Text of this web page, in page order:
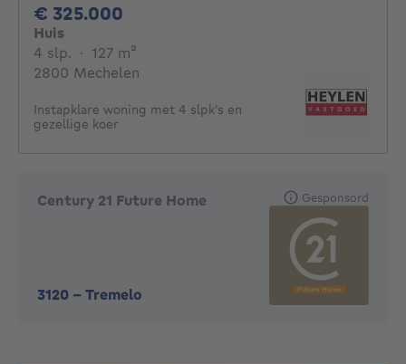
€ 325.000
Huis
4 slp. 4 slaapkamers
· 127 m²
2800 Mechelen
Instapklare woning met 4 slpk's en
gezellige koer
Century 21 Future Home
3120 - Tremelo
Gesponsord